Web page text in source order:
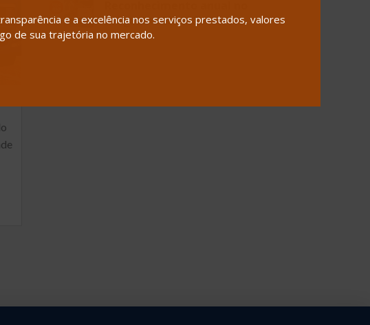
Programa Na Mão Certa
e a excelência nos serviços prestados, valores
de sua trajetória no mercado.